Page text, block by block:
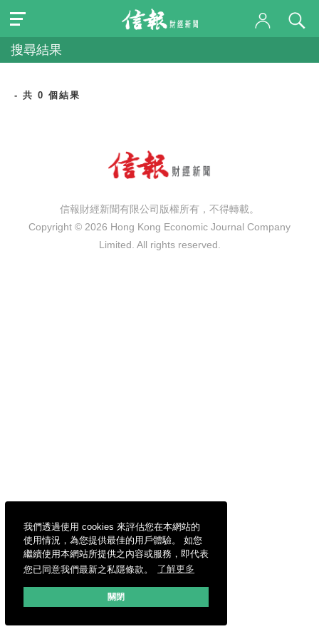
我們透過使用 cookies 來評估您在本網站的
使用情況，為您提供最佳的用戶體驗。 如您
繼續使用本網站所提供之內容或服務，即代表
您已同意我們最新之私隱條款。
了解更多
關閉
搜尋結果
- 共 0 個結果
信報財經新聞有限公司版權所有，不得轉載。
Copyright © 2026 Hong Kong Economic Journal Company
Limited. All rights reserved.